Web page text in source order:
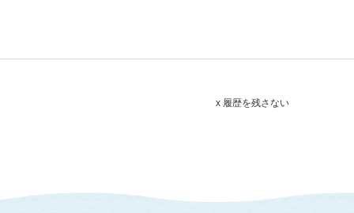
x 履歴を残さない